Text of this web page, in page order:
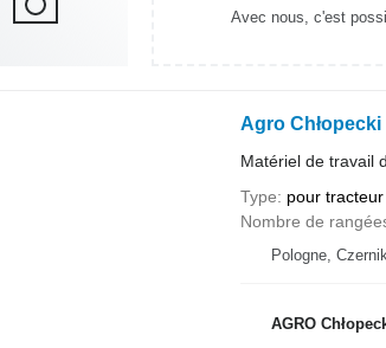
Avec nous, c'est
Agro Chłopecki
Matériel de travail
Type
pour tracteur
Nombre de
Pologne,
AGRO